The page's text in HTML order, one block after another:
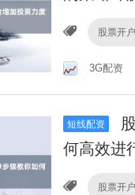
股票开户
3G配资
短线配资
何高效进
股票开户